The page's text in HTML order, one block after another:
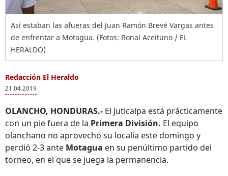
Así estaban las afueras del Juan Ramón Brevé Vargas antes
de enfrentar a Motagua. (Fotos: Ronal Aceituno / EL
HERALDO)
Redacción El Heraldo
21.04.2019
OLANCHO, HONDURAS.- El Juticalpa está prácticamente
con un pie fuera de la Primera División. El equipo
olanchano no aprovechó su localía este domingo y
perdió 2-3 ante Motagua en su penúltimo partido del
torneo, en el que se juega la permanencia.